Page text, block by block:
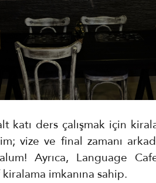
katı ders çalışmak için
vize ve final zamanı
Ayrıca, Language
imkanına sahip.